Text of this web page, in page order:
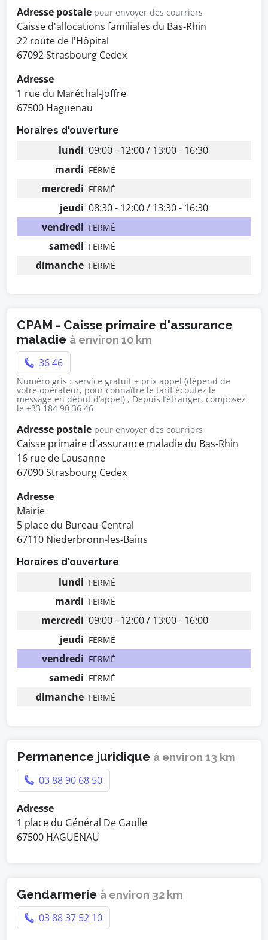
Adresse postale pour envoyer des courriers
Caisse d'allocations familiales du Bas-Rhin
22 route de l'Hôpital
67092 Strasbourg Cedex
Adresse
1 rue du Maréchal-Joffre
67500 Haguenau
Horaires d'ouverture
lundi 09:00 - 12:00 / 13:00 - 16:30
mardi FERMÉ
mercredi FERMÉ
jeudi 08:30 - 12:00 / 13:30 - 16:30
vendredi FERMÉ
samedi FERMÉ
dimanche FERMÉ
CPAM - Caisse primaire d'assurance
maladie à environ 10 km
36 46
Numéro gris : service gratuit + prix appel (dépend de
votre opérateur, pour connaître le tarif écoutez le
message en début d’appel) , Depuis l’étranger, composez
le +33 184 90 36 46
Adresse postale pour envoyer des courriers
Caisse primaire d'assurance maladie du Bas-Rhin
16 rue de Lausanne
67090 Strasbourg Cedex
Adresse
Mairie
5 place du Bureau-Central
67110 Niederbronn-les-Bains
Horaires d'ouverture
lundi FERMÉ
mardi FERMÉ
mercredi 09:00 - 12:00 / 13:00 - 16:00
jeudi FERMÉ
vendredi FERMÉ
samedi FERMÉ
dimanche FERMÉ
Permanence juridique à environ 13 km
03 88 90 68 50
Adresse
1 place du Général De Gaulle
67500 HAGUENAU
Gendarmerie à environ 32 km
03 88 37 52 10